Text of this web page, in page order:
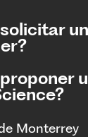
Monterrey